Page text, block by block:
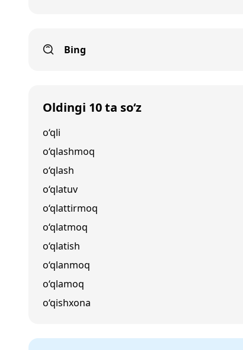
Bing
Oldingi 10 ta so‘z
o‘qli
o‘qlashmoq
o‘qlash
o‘qlatuv
o‘qlattirmoq
o‘qlatmoq
o‘qlatish
o‘qlanmoq
o‘qlamoq
o‘qishxona